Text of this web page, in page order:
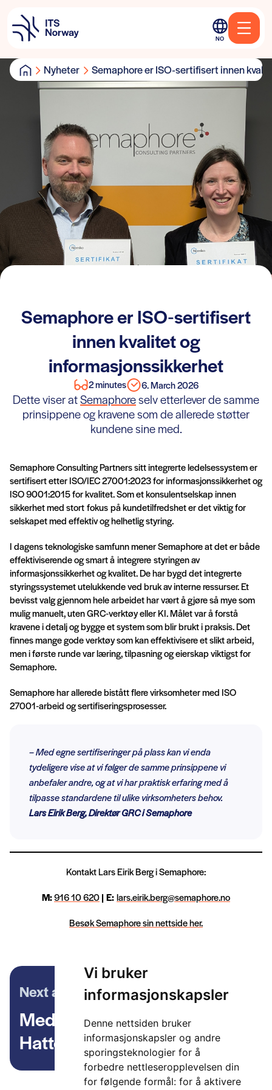
Vi bruker
informasjonskapsler
Denne nettsiden bruker
informasjonskapsler og andre
sporingsteknologier for å
forbedre nettleseropplevelsen din
for følgende formål: for å aktivere
NO
Nyheter Semaphore er ISO‑sertifisert innen
Semaphore er ISO‑sertifisert
innen kvalitet og
informasjonssikkerhet
2 minutes 6. March 2026
Dette viser atSemaphoreselv etterlever de samme
prinsippene og kravene som de allerede støtter
kundene sine med.
Semaphore Consulting Partners sitt integrerte ledelsessystem er
sertifisert etter ISO/IEC 27001:2023 for informasjonssikkerhet og
ISO 9001:2015 for kvalitet. Som et konsulentselskap innen
sikkerhet med stort fokus på kundetilfredshet er det viktig for
selskapet med effektiv og helhetlig styring.
I dagens teknologiske samfunn mener Semaphore at det er både
effektiviserende og smart å integrere styringen av
informasjonssikkerhet og kvalitet. De har bygd det integrerte
styringssystemet utelukkende ved bruk av interne ressurser. Et
bevisst valg gjennom hele arbeidet har vært å gjøre så mye som
mulig manuelt, uten GRC‑verktøy eller KI. Målet var å forstå
kravene i detalj og bygge et system som blir brukt i praksis. Det
finnes mange gode verktøy som kan effektivisere et slikt arbeid,
men i første runde var læring, tilpasning og eierskap viktigst for
Semaphore.
Semaphore har allerede bistått flere virksomheter med ISO
27001‑arbeid og sertifiseringsprosesser.
–Med egne sertifiseringer på plass kan vi enda
tydeligere vise at vi følger de samme prinsippene vi
anbefaler andre, og at vi har praktisk erfaring med å
tilpasse standardene til ulike virksomheters behov.
Lars Eirik Berg, Direktør GRC i Semaphore
Kontakt Lars Eirik Berg i Semaphore:
M:916 10 620| E:lars.eirik.berg@semaphore.no
Besøk Semaphore sin nettside her.
Next article
Medlemspraten:
Hatteland Technology